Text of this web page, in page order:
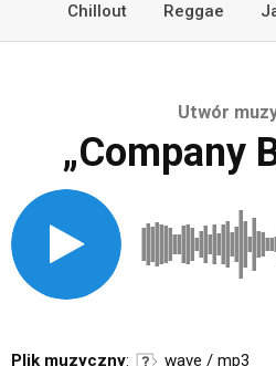
Chillout
Reggae
Utwór
„Company
Plik muzyczny:
wave / mp3